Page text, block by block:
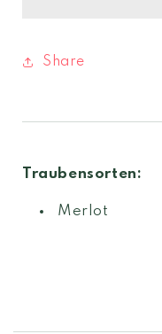
Share
Traubensorten:
Merlot